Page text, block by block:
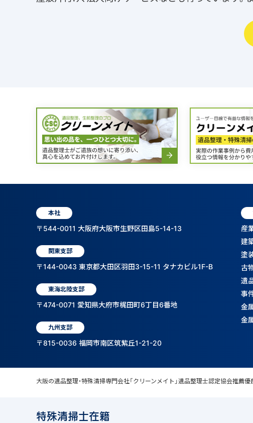
本社
〒544-0011 大阪府大阪市生野区田島5-14-13
関東支部
〒144-0043 東京都大田区羽田3-15-11 タナカビル1F-B
東海北陸支部
〒474-0071 愛知県大府市梶田町6丁目6番地
九州支部
〒815-0036 福岡市南区筑紫丘1-21-20
産
建
塗
古
遺
事
金
金
大阪の遺品整理・特殊清掃専門会社「クリーンメイト」遺品整理士認定協会推薦優
特殊清掃士在籍